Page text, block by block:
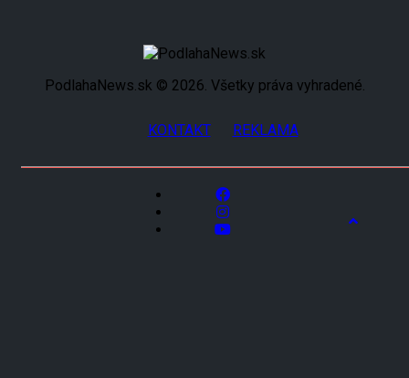
PodlahaNews.sk © 2026. Všetky práva vyhradené.
KONTAKT REKLAMA